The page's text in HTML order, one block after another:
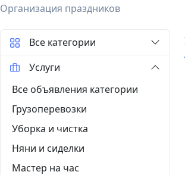
Организация праздников
Все категории
Услуги
Все объявления категории
Грузоперевозки
Уборка и чистка
Няни и сиделки
Мастер на час